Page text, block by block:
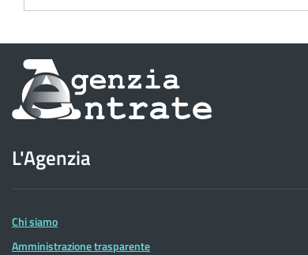
Informazioni
sul
dell'Agenzia
delle
Entrate
L'Agenzia
Chi siamo
Amministrazione trasparente